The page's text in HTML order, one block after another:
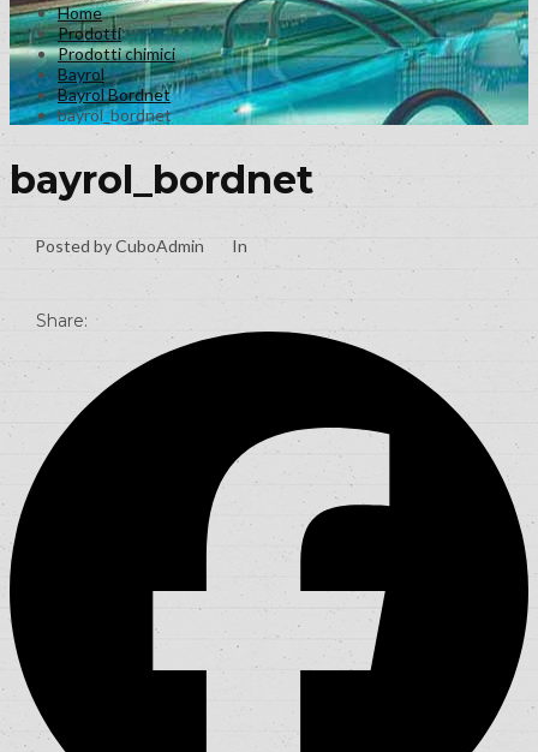
Home
Prodotti
Prodotti chimici
Bayrol
Bayrol Bordnet
bayrol_bordnet
bayrol_bordnet
Posted by CuboAdmin In
Share: